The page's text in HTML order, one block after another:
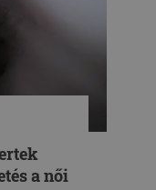
a női